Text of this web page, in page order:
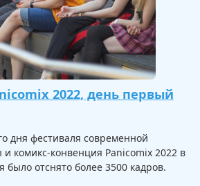
2022, день первый
дня фестиваля современной
и комикс-конвенция Panicomix 2022 в
было отснято более 3500 кадров.